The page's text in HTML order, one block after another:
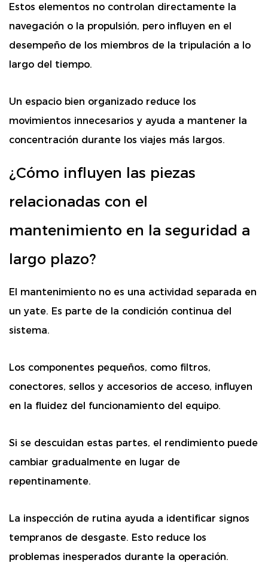
Estos elementos no controlan directamente la
navegación o la propulsión, pero influyen en el
desempeño de los miembros de la tripulación a lo
largo del tiempo.
Un espacio bien organizado reduce los
movimientos innecesarios y ayuda a mantener la
concentración durante los viajes más largos.
¿Cómo influyen las piezas
relacionadas con el
mantenimiento en la seguridad a
largo plazo?
El mantenimiento no es una actividad separada en
un yate. Es parte de la condición continua del
sistema.
Los componentes pequeños, como filtros,
conectores, sellos y accesorios de acceso, influyen
en la fluidez del funcionamiento del equipo.
Si se descuidan estas partes, el rendimiento puede
cambiar gradualmente en lugar de
repentinamente.
La inspección de rutina ayuda a identificar signos
tempranos de desgaste. Esto reduce los
problemas inesperados durante la operación.